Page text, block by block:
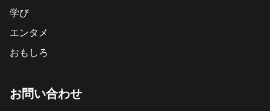
学び
エンタメ
おもしろ
お問い合わせ